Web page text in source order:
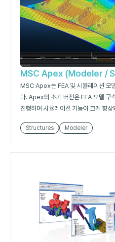
MSC Apex (Modeler /
MSC Apex는 FEA 및 시뮬레이션 모
다. Apex의 초기 버전은 FEA 모델 구
진행하며 시뮬레이션 기능이 크게 향상
Structures Modeler